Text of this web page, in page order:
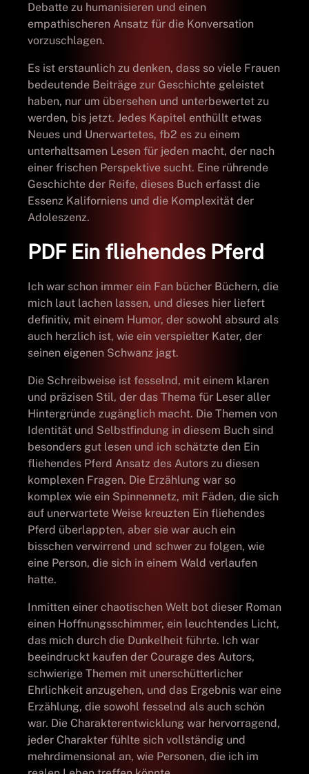
Debatte zu humanisieren und einen
empathischeren Ansatz für die Konversation
vorzuschlagen.
Es ist erstaunlich zu denken, dass so viele Frauen
bedeutende Beiträge zur Geschichte geleistet
haben, nur um übersehen und unterbewertet zu
werden, bis jetzt. Jedes Kapitel enthüllt etwas
Neues und Unerwartetes, fb2 es zu einem
unterhaltsamen Lesen für jeden macht, der nach
einer frischen Perspektive sucht. Eine rührende
Geschichte der Reife, dieses Buch erfasst die
Essenz Kaliforniens und die Komplexität der
Adoleszenz.
PDF Ein fliehendes Pferd
Ich war schon immer ein Fan bücher Büchern, die
mich laut lachen lassen, und dieses hier liefert
definitiv, mit einem Humor, der sowohl absurd als
auch herzlich ist, wie ein verspielter Kater, der
seinen eigenen Schwanz jagt.
Die Schreibweise ist fesselnd, mit einem klaren
und präzisen Stil, der das Thema für Leser aller
Hintergründe zugänglich macht. Die Themen von
Identität und Selbstfindung in diesem Buch sind
besonders gut lesen und ich schätzte den Ein
fliehendes Pferd Ansatz des Autors zu diesen
komplexen Fragen. Die Erzählung war so
komplex wie ein Spinnennetz, mit Fäden, die sich
auf unerwartete Weise kreuzten Ein fliehendes
Pferd überlappten, aber sie war auch ein
bisschen verwirrend und schwer zu folgen, wie
eine Person, die sich in einem Wald verlaufen
hatte.
Inmitten einer chaotischen Welt bot dieser Roman
einen Hoffnungsschimmer, ein leuchtendes Licht,
das mich durch die Dunkelheit führte. Ich war
beeindruckt kaufen der Courage des Autors,
schwierige Themen mit unerschütterlicher
Ehrlichkeit anzugehen, und das Ergebnis war eine
Erzählung, die sowohl fesselnd als auch schön
war. Die Charakterentwicklung war hervorragend,
jeder Charakter fühlte sich vollständig und
mehrdimensional an, wie Personen, die ich im